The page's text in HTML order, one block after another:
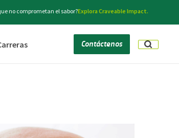
no comprometan el sabor?Explora Craveable Impact.
Contáctenos